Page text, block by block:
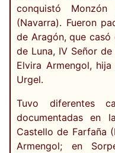
conquistó
(Navarra). Fueron
de Aragón, que casó
de Luna, IV Señor
Elvira Armengol,
Urgel.
Tuvo diferentes
documentadas en
Castello de Farfaña
Armengol; en